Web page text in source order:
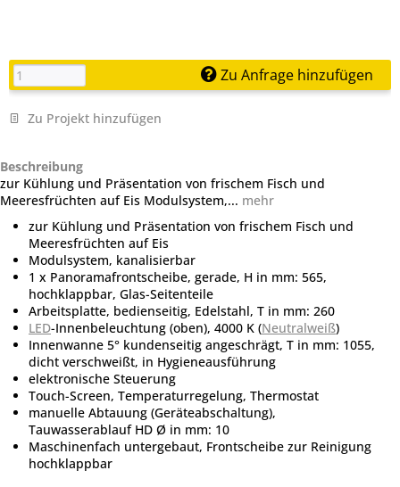
Zu Anfrage hinzufügen
Zu Projekt hinzufügen
Beschreibung
zur Kühlung und Präsentation von frischem Fisch und
Meeresfrüchten auf Eis Modulsystem,... mehr
zur Kühlung und Präsentation von frischem Fisch und
Meeresfrüchten auf Eis
Modulsystem, kanalisierbar
1 x Panoramafrontscheibe, gerade, H in mm: 565,
hochklappbar, Glas-Seitenteile
Arbeitsplatte, bedienseitig, Edelstahl, T in mm: 260
LED-Innenbeleuchtung (oben), 4000 K (Neutralweiß)
Innenwanne 5° kundenseitig angeschrägt, T in mm: 1055,
dicht verschweißt, in Hygieneausführung
elektronische Steuerung
Touch-Screen, Temperaturregelung, Thermostat
manuelle Abtauung (Geräteabschaltung),
Tauwasserablauf HD Ø in mm: 10
Maschinenfach untergebaut, Frontscheibe zur Reinigung
hochklappbar